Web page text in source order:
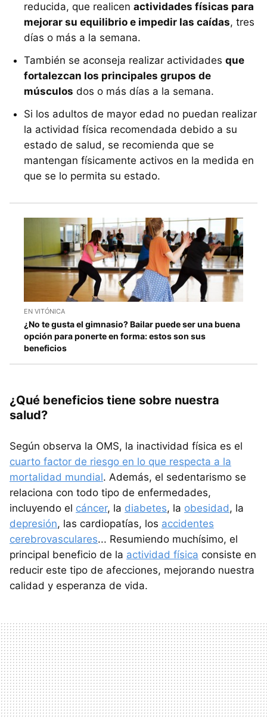
reducida, que realicen actividades físicas para
mejorar su equilibrio e impedir las caídas, tres
días o más a la semana.
También se aconseja realizar actividades que
fortalezcan los principales grupos de
músculos dos o más días a la semana.
Si los adultos de mayor edad no puedan realizar
la actividad física recomendada debido a su
estado de salud, se recomienda que se
mantengan físicamente activos en la medida en
que se lo permita su estado.
EN VITÓNICA
¿No te gusta el gimnasio? Bailar puede ser una buena
opción para ponerte en forma: estos son sus
beneficios
¿Qué beneficios tiene sobre nuestra
salud?
Según observa la OMS, la inactividad física es el
cuarto factor de riesgo en lo que respecta a la
mortalidad mundial. Además, el sedentarismo se
relaciona con todo tipo de enfermedades,
incluyendo el cáncer, la diabetes, la obesidad, la
depresión, las cardiopatías, los accidentes
cerebrovasculares... Resumiendo muchísimo, el
principal beneficio de la actividad física consiste en
reducir este tipo de afecciones, mejorando nuestra
calidad y esperanza de vida.